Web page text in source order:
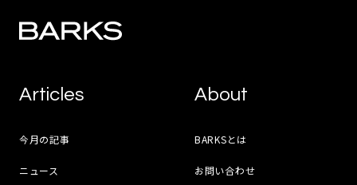
Articles
今月の記事
ニュース
About
BARKSとは
お問い合わせ